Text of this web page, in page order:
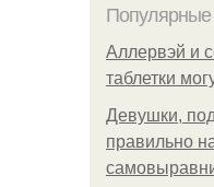
Аллервэй и
таблетки
Девушки,
правильно